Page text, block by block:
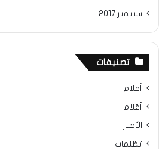
سبتمبر 2017
تصنيفات
أعلام
أقلام
الأخبار
تظلمات